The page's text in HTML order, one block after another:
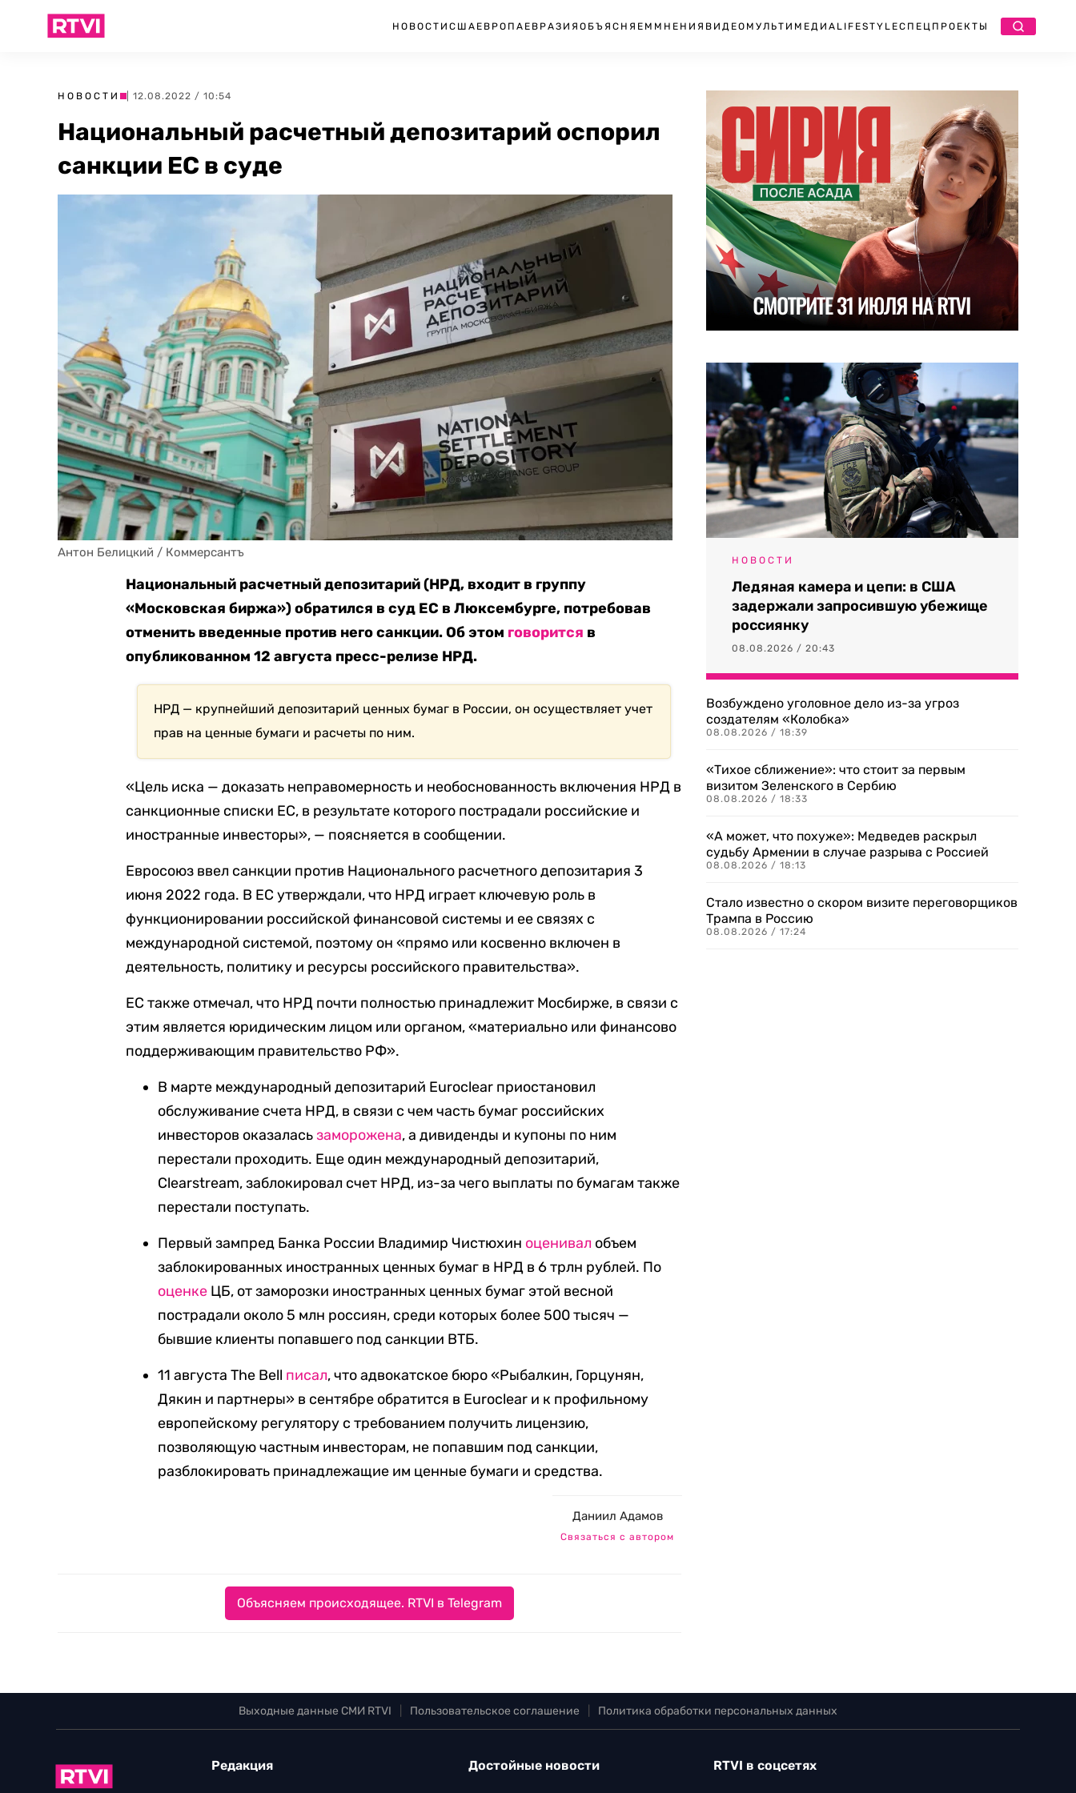
НОВОСТИ США ЕВРОПА ЕВРАЗИЯ ОБЪЯСНЯЕМ МНЕНИЯ ВИДЕО МУЛЬТИМЕДИА LIFESTYLEСПЕЦПРОЕКТЫ
НОВОСТИ | 12.08.2022 / 10:54
Национальный расчетный депозитарий оспорил
санкции ЕС в суде
Антон Белицкий / Коммерсантъ
Национальный расчетный депозитарий (НРД, входит в группу
«Московская биржа») обратился в суд ЕС в Люксембурге, потребовав
отменить введенные против него санкции. Об этом говорится в
опубликованном 12 августа пресс-релизе НРД.
НРД — крупнейший депозитарий ценных бумаг в России, он осуществляет учет
прав на ценные бумаги и расчеты по ним.
«Цель иска — доказать неправомерность и необоснованность включения НРД в
санкционные списки ЕС, в результате которого пострадали российские и
иностранные инвесторы», — поясняется в сообщении.
Евросоюз ввел санкции против Национального расчетного депозитария 3
июня 2022 года. В ЕС утверждали, что НРД играет ключевую роль в
функционировании российской финансовой системы и ее связях с
международной системой, поэтому он «прямо или косвенно включен в
деятельность, политику и ресурсы российского правительства».
ЕС также отмечал, что НРД почти полностью принадлежит Мосбирже, в связи с
этим является юридическим лицом или органом, «материально или финансово
поддерживающим правительство РФ».
В марте международный депозитарий Euroclear приостановил
обслуживание счета НРД, в связи с чем часть бумаг российских
инвесторов оказаласьзаморожена, а дивиденды и купоны по ним
перестали проходить. Еще один международный депозитарий,
Clearstream, заблокировал счет НРД, из-за чего выплаты по бумагам также
перестали поступать.
Первый зампред Банка России Владимир Чистюхин оценивал объем
заблокированных иностранных ценных бумаг в НРД в 6 трлн рублей. По
оценке ЦБ, от заморозки иностранных ценных бумаг этой весной
пострадали около 5 млн россиян, среди которых более 500 тысяч —
бывшие клиенты попавшего под санкции ВТБ.
11 августа The Bell писал, что адвокатское бюро «Рыбалкин, Горцунян,
Дякин и партнеры» в сентябре обратится в Euroclear и к профильному
европейскому регулятору с требованием получить лицензию,
позволяющую частным инвесторам, не попавшим под санкции,
разблокировать принадлежащие им ценные бумаги и средства.
Даниил Адамов
Связаться с автором
Объясняем происходящее. RTVI в Telegram
НОВОСТИ
Ледяная камера и цепи: в США
задержали запросившую убежище
россиянку
08.08.2026 / 20:43
Возбуждено уголовное дело из-за угроз
создателям «Колобка»
08.08.2026 / 18:39
«Тихое сближение»: что стоит за первым
визитом Зеленского в Сербию
08.08.2026 / 18:33
«А может, что похуже»: Медведев раскрыл
судьбу Армении в случае разрыва с Россией
08.08.2026 / 18:13
Стало известно о скором визите переговорщиков
Трампа в Россию
08.08.2026 / 17:24
Выходные данные СМИ RTVI Пользовательское соглашение Политика обработки персональных данных
Редакция Достойные новости RTVI в соцсетях